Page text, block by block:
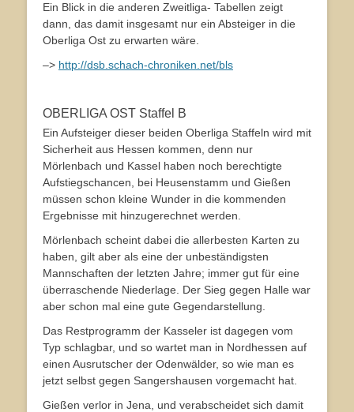
Ein Blick in die anderen Zweitliga- Tabellen zeigt
dann, das damit insgesamt nur ein Absteiger in die
Oberliga Ost zu erwarten wäre.
–> http://dsb.schach-chroniken.net/bls
OBERLIGA OST Staffel B
Ein Aufsteiger dieser beiden Oberliga Staffeln wird mit
Sicherheit aus Hessen kommen, denn nur
Mörlenbach und Kassel haben noch berechtigte
Aufstiegschancen, bei Heusenstamm und Gießen
müssen schon kleine Wunder in die kommenden
Ergebnisse mit hinzugerechnet werden.
Mörlenbach scheint dabei die allerbesten Karten zu
haben, gilt aber als eine der unbeständigsten
Mannschaften der letzten Jahre; immer gut für eine
überraschende Niederlage. Der Sieg gegen Halle war
aber schon mal eine gute Gegendarstellung.
Das Restprogramm der Kasseler ist dagegen vom
Typ schlagbar, und so wartet man in Nordhessen auf
einen Ausrutscher der Odenwälder, so wie man es
jetzt selbst gegen Sangershausen vorgemacht hat.
Gießen verlor in Jena, und verabscheidet sich damit